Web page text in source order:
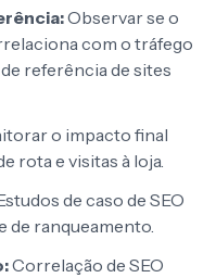
Observar se o
com o tráfego
referência de sites
o impacto final
rota e visitas à loja.
de caso de SEO
de ranqueamento.
Correlação de SEO